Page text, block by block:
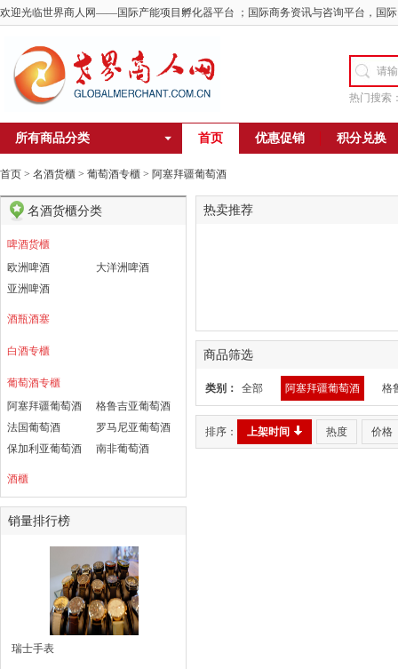
欢迎光临世界商人网——国际产能项目孵化器平台 ；国际商务资讯与咨询平台，国
热门搜索
所有商品分类 首页 优惠促销 积分兑换
首页 > 名酒货櫃 > 葡萄酒专櫃 > 阿塞拜疆葡萄酒
名酒货櫃分类
啤酒货櫃
欧洲啤酒
大洋洲啤酒
亚洲啤酒
酒瓶酒塞
白酒专櫃
葡萄酒专櫃
阿塞拜疆葡萄酒
格鲁吉亚葡萄酒
法国葡萄酒
罗马尼亚葡萄酒
保加利亚葡萄酒
南非葡萄酒
酒櫃
销量排行榜
瑞士手表
热卖推荐
商品筛选
类别： 全部 阿塞拜疆葡萄酒 格
排序： 上架时间 热度 价格